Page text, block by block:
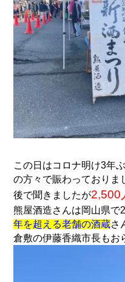
この日はコロナ明け3年
の方々で賑わっておりま
後で聞きましたが2,500
熊屋酒造さんは岡山県で
年を超える老舗の酒蔵さ
倉敷の伊藤香織市長もお